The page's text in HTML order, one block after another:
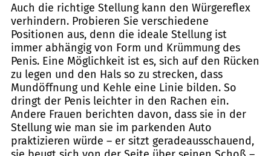
Auch die richtige Stellung kann den Würgereflex
verhindern. Probieren Sie verschiedene
Positionen aus, denn die ideale Stellung ist
immer abhängig von Form und Krümmung des
Penis. Eine Möglichkeit ist es, sich auf den Rücken
zu legen und den Hals so zu strecken, dass
Mundöffnung und Kehle eine Linie bilden. So
dringt der Penis leichter in den Rachen ein.
Andere Frauen berichten davon, dass sie in der
Stellung wie man sie im parkenden Auto
praktizieren würde – er sitzt geradeausschauend,